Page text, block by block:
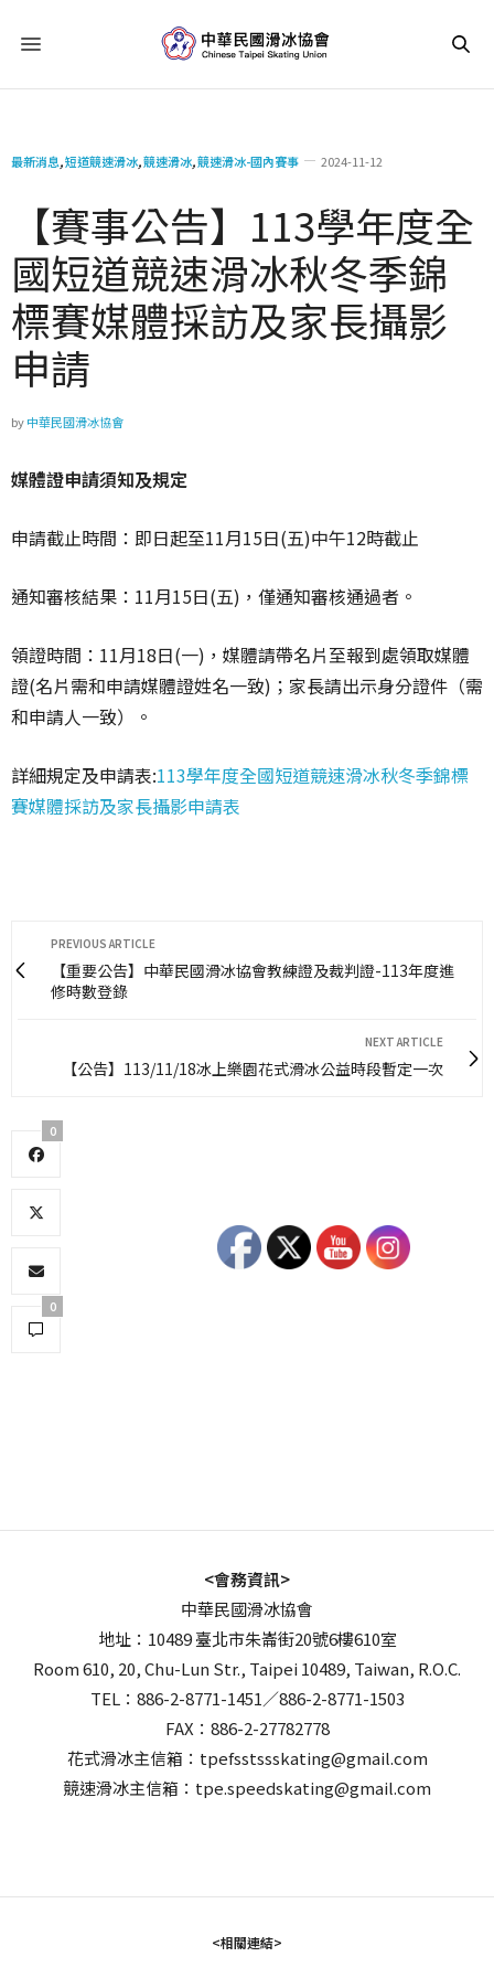
最新消息,短道競速滑冰,競速滑冰,競速滑冰-國內賽事 2024-11-12
【賽事公告】113學年度全
國短道競速滑冰秋冬季錦
標賽媒體採訪及家長攝影
申請
by中華民國滑冰協會
媒體證申請須知及規定
申請截止時間：即日起至11月15日(五)中午12時截止
通知審核結果：11月15日(五)，僅通知審核通過者。
領證時間：11月18日(一)，媒體請帶名片至報到處領取媒體
證(名片需和申請媒體證姓名一致)；家長請出示身分證件（需
和申請人一致）。
詳細規定及申請表:113學年度全國短道競速滑冰秋冬季錦標
賽媒體採訪及家長攝影申請表
PREVIOUS ARTICLE
【重要公告】中華民國滑冰協會教練證及裁判證-113年度進
修時數登錄
NEXT ARTICLE
【公告】113/11/18冰上樂園花式滑冰公益時段暫定一次
0
0
<會務資訊>
中華民國滑冰協會
地址：10489 臺北市朱崙街20號6樓610室
Room 610, 20, Chu-Lun Str., Taipei 10489, Taiwan, R.O.C.
TEL：886-2-8771-1451／886-2-8771-1503
FAX：886-2-27782778
花式滑冰主信箱：tpefsstssskating@gmail.com
競速滑冰主信箱：tpe.speedskating@gmail.com
<相關連結>